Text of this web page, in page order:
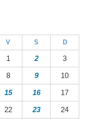
V S D
1 2 3
8 9 10
15 16 17
22 23 24